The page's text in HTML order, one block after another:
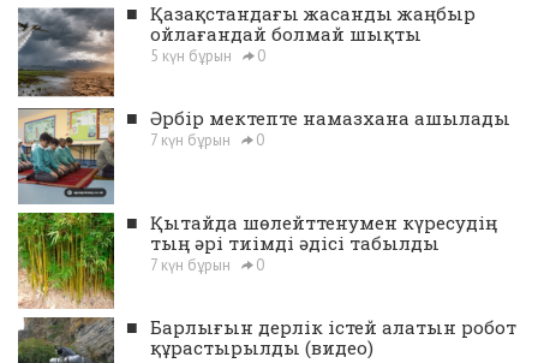
■ Қазақстандағы жасанды жаңбыр
ойлағандай болмай шықты
5 күн бұрын 0
■ Әрбір мектепте намазхана ашылады
7 күн бұрын 0
■ Қытайда шөлейттенумен күресудің
тың әрі тиімді әдісі табылды
7 күн бұрын 0
■ Барлығын дерлік істей алатын робот
құрастырылды (видео)